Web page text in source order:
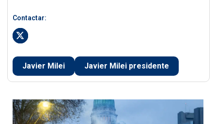
Contactar:
Javier Milei Javier Milei presidente